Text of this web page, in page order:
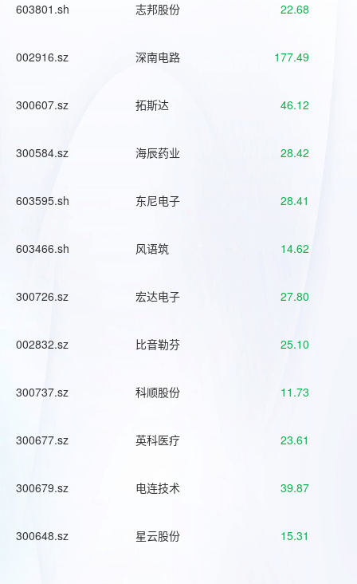
603801.sh 志邦股份 22.68
002916.sz 深南电路 177.49
300607.sz 拓斯达 46.12
300584.sz 海辰药业 28.42
603595.sh 东尼电子 28.41
603466.sh 风语筑 14.62
300726.sz 宏达电子 27.80
002832.sz 比音勒芬 25.10
300737.sz 科顺股份 11.73
300677.sz 英科医疗 23.61
300679.sz 电连技术 39.87
300648.sz 星云股份 15.31